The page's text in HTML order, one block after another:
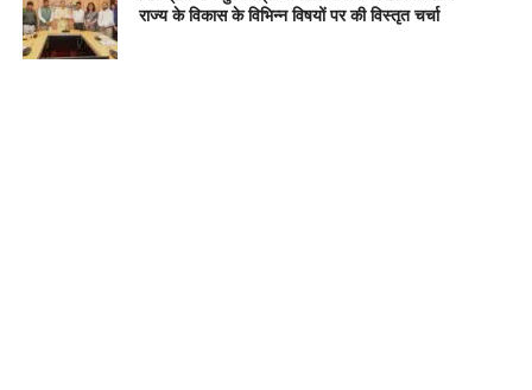
राज्य के विकास के विभिन्न विषयों पर की विस्तृत चर्चा